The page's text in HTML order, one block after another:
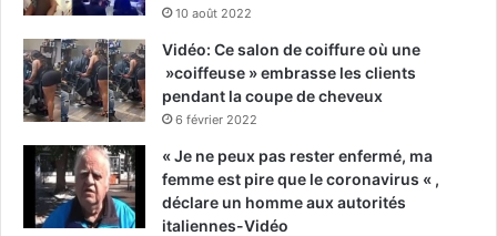
10 août 2022
Vidéo: Ce salon de coiffure où une
»coiffeuse » embrasse les clients
pendant la coupe de cheveux
6 février 2022
« Je ne peux pas rester enfermé, ma
femme est pire que le coronavirus « ,
déclare un homme aux autorités
italiennes-Vidéo